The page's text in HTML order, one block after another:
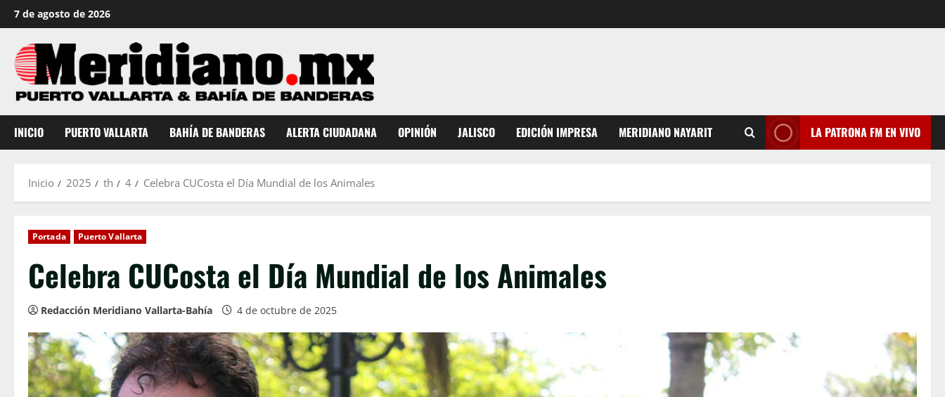
Saltar
al
contenido
7 de agosto de 2026
INICIO PUERTO VALLARTA BAHÍA DE BANDERAS ALERTA CIUDADANA OPINIÓN JALISCO EDICIÓN IMPRESA MERIDIANO NAYARIT LA PATRONA FM EN VIVO
Inicio 2025 th 4 Celebra CUCosta el Día Mundial de los Animales
Portada Puerto Vallarta
Celebra CUCosta el Día Mundial de los Animales
Redacción Meridiano Vallarta-Bahía 4 de octubre de 2025